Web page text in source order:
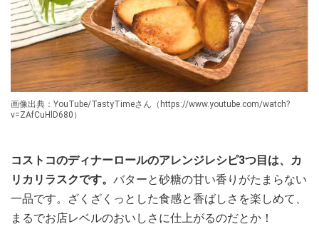
画像出典：YouTube/TastyTimeさん（https://www.youtube.com/watch?
v=ZAfCuHlD680）
コストコのディナーロールのアレンジレシピ3つ目は、カ
リカリラスクです。 バターと砂糖の甘い香りがたまらない
一品です。ざくざくっとした食感と香ばしさを楽しめて、
まるでお店レベルのおいしさに仕上がるのだとか！